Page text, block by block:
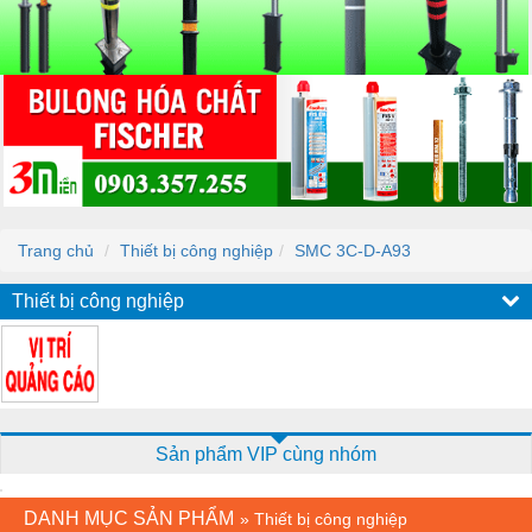
Trang chủ Thiết bị công nghiệp SMC 3C-D-A93
Thiết bị công nghiệp
Sản phẩm VIP cùng nhóm
DANH MỤC SẢN PHẨM » Thiết bị công nghiệp